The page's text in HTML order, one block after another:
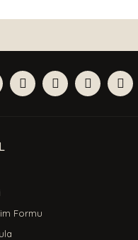
açıklamasında eksik bilgiler
benzer farklı alternatifler olmalı.
Formu